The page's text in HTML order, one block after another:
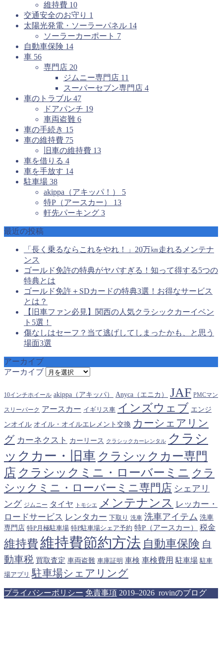
維持費 10
交通安全のお守り 1
太陽光発電・ソーラーパネル 14
ソーラーカーポート 7
自動車保険 14
車 56
専門店 20
ジムニー専門店 11
スーパーセブン専門店 4
車のトラブル 47
ドアパンチ 19
車両盗難 6
車の手続き 15
車の維持費 75
旧車の維持費 13
車を借りる 4
車を手放す 14
駐車場 38
akippa（アキッパ！） 5
特P（アースカー） 13
軒先パーキング 3
最近の投稿
「長く乗るならこれをやれ！」20万㎞走れるメンテナ
ンス
ゴールド免許の特典がヤバすぎる！知って得する5つの
特典とは
ゴールド免許＋SDカードの特典3選！お得なサービス
とは？
【旧車ファン必見】関西の人気クラシックカーイベン
ト5選！
傷なしはセーフ？当て逃げしてしまったかも、と思う
場面3選
アーカイブ
アーカイブ
10インチホイール akippa（アキッパ） Anyca（エニカ） JAF PMCマン
スリーパーク アースカー イギリス車 インズウェブ エンジ
ンオイル オイル・オイルエレメント交換 カーシェアリン
グ カーネクスト カーリース クラシックカーレンタル
クラシ
ックカー・旧車 クラシックカー専門
店 クラシックミニ・ローバーミニ クラ
シックミニ・ローバーミニ専門店 シェアリ
ング ジムニー タイヤ トモシエ メンテナンス レッカー・
ロードサービス レンタカー 下取り 洗車 洗車アイテム 洗車
専門店 特P月極駐車場 特P駐車場シェア予約 特P（アースカー） 税金
維持費 維持費節約方法 自動車保険 自
動車税 買取査定 車両盗難 車庫証明 車検 車検費用 駐車場 駐車
場アプリ 駐車場シェアリング
プライバシーポリシー 免責事項 2019–2026 rovinのブログ